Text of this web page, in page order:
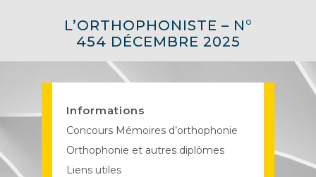
L’ORTHOPHONISTE – N°
454 DÉCEMBRE 2025
Informations
Concours Mémoires d’orthophonie
Orthophonie et autres diplômes
Liens utiles